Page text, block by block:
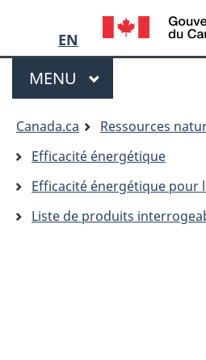
Language
selection
EN
Menu
MENU PRINCIPAL
Vous
êtes
ici:
Canada.ca
Ressources
Efficacité énergétique
Efficacité énergétique pour
Liste de produits